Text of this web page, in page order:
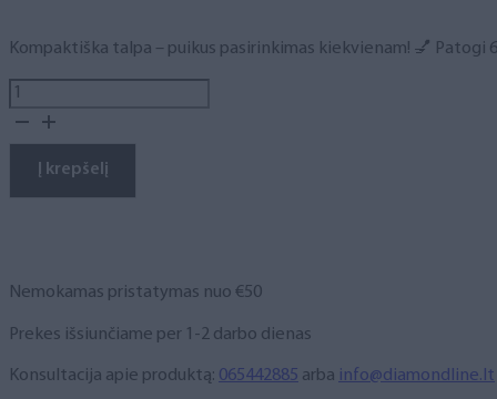
Kompaktiška talpa – puikus pasirinkimas kiekvienam! 💅
produkto
kiekis:
gelinis
lakas,
Į krepšelį
Nemokamas pristatymas nuo €50
Prekes išsiunčiame per 1-2 darbo dienas
Konsultacija apie produktą: 065442885 arba info@diamondline.lt